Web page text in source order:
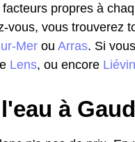
propres à
vous, vous trouverez
Mer ou Arras. Si
Lens, ou encore Liévin
à